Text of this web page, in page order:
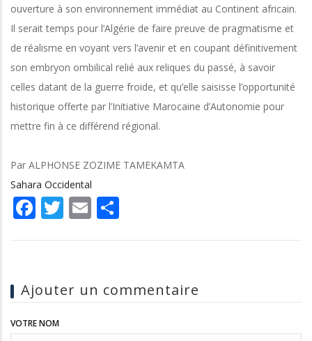
ouverture à son environnement immédiat au Continent africain.
Il serait temps pour l’Algérie de faire preuve de pragmatisme et
de réalisme en voyant vers l’avenir et en coupant définitivement
son embryon ombilical relié aux reliques du passé, à savoir
celles datant de la guerre froide, et qu’elle saisisse l’opportunité
historique offerte par l’Initiative Marocaine d’Autonomie pour
mettre fin à ce différend régional.
Par ALPHONSE ZOZIME TAMEKAMTA
Sahara Occidental
Facebook
Twitter
Email
Ajouter un commentaire
VOTRE NOM